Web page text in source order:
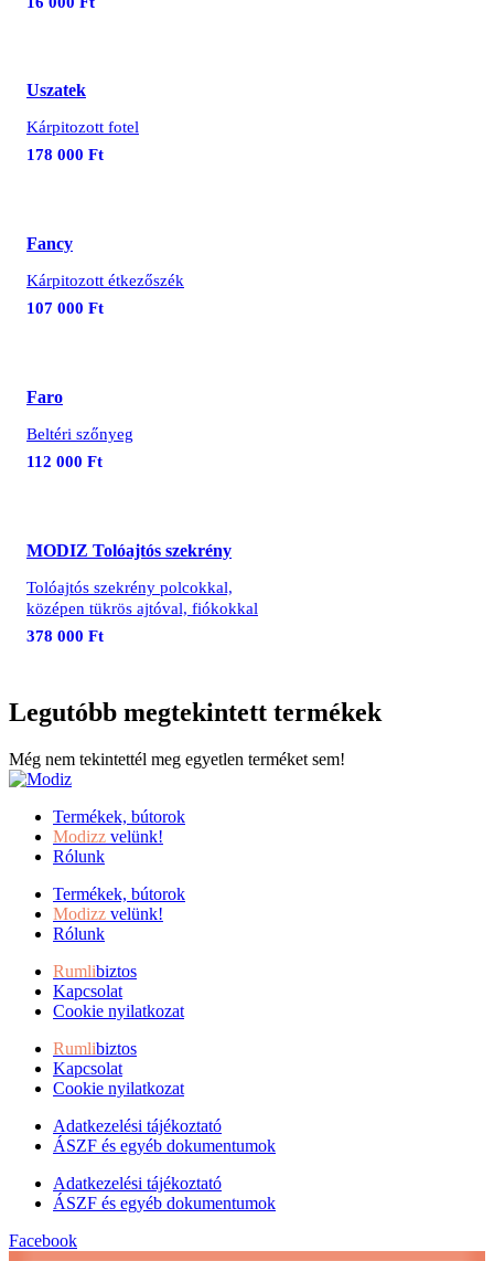
Uszatek
Kárpitozott fotel
178 000 Ft
Fancy
Kárpitozott étkezőszék
107 000 Ft
Faro
Beltéri szőnyeg
112 000 Ft
MODIZ Tolóajtós szekrény
Tolóajtós szekrény polcokkal,
középen tükrös ajtóval, fiókokkal
378 000 Ft
Legutóbb megtekintett termékek
Még nem tekintettél meg egyetlen terméket sem!
Termékek, bútorok
Modizz velünk!
Rólunk
Termékek, bútorok
Modizz velünk!
Rólunk
Rumlibiztos
Kapcsolat
Cookie nyilatkozat
Rumlibiztos
Kapcsolat
Cookie nyilatkozat
Adatkezelési tájékoztató
ÁSZF és egyéb dokumentumok
Adatkezelési tájékoztató
ÁSZF és egyéb dokumentumok
Facebook